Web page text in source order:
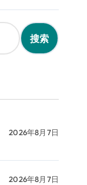
2026年8月7日
2026年8月7日